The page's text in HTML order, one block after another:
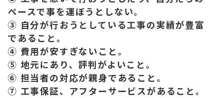
ペースで事を運ぼうとしない。
③ 自分が行おうとしている工事の実績が豊富
であること。
④ 費用が安すぎないこと。
⑤ 地元にあり、評判がよいこと。
⑥ 担当者の対応が親身であること。
⑦ 工事保証、アフターサービスがあること。